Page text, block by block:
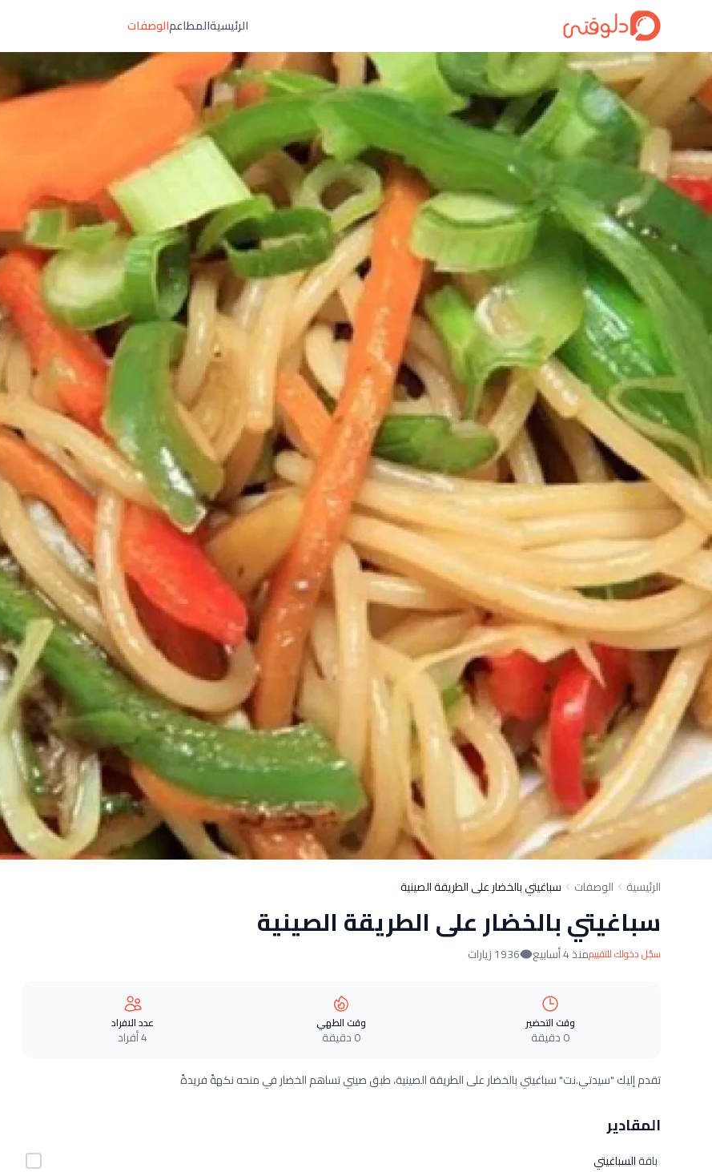
الرئيسيةالمطاعمالوصفات
الرئيسية الوصفات سباغيتي بالخضار على الطريقة الصينية
سباغيتي بالخضار على الطريقة الصينية
سجّل دخولك للتقييممنذ 4 أسابيع 1936 زيارات
وقت التحضير
0 دقيقة
وقت الطهي
0 دقيقة
عدد الافراد
4 أفراد
تقدم إليك "سيدتي.نت" سباغيتي بالخضار على الطريقة الصينية، طبق صيني تساهم الخضار في منحه نكهةً فريدةً
المقادير
باقةالسباغيتي